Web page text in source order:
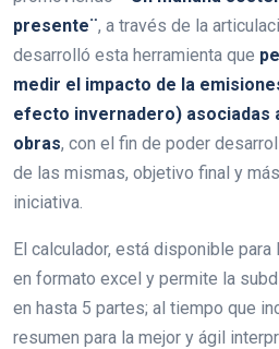
presente¨, a través de la
desarrolló esta herramienta que
medir el impacto de la
efecto invernadero) asociadas
obras, con el fin de poder
de las mismas, objetivo final y
iniciativa.
El calculador, está disponible
en formato excel y permite la
en hasta 5 partes; al tiempo que
resumen para la mejor y ágil